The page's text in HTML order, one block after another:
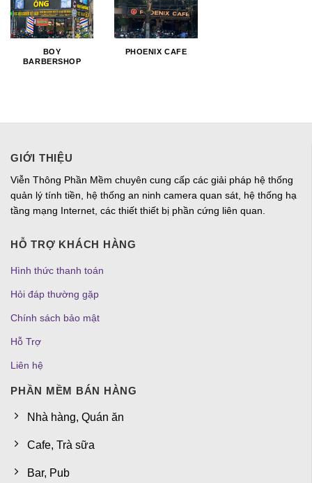
BOY
BARBERSHOP
PHOENIX CAFE
GIỚI THIỆU
Viễn Thông Phần Mềm chuyên cung cấp các giải pháp hệ thống
quản lý tính tiền, hệ thống an ninh camera quan sát, hệ thống hạ
tầng mạng Internet, các thiết thiết bị phần cứng liên quan.
HỖ TRỢ KHÁCH HÀNG
Hình thức thanh toán
Hỏi đáp thường gặp
Chính sách bảo mật
Hỗ Trợ
Liên hệ
PHẦN MỀM BÁN HÀNG
Nhà hàng, Quán ăn
Cafe, Trà sữa
Bar, Pub